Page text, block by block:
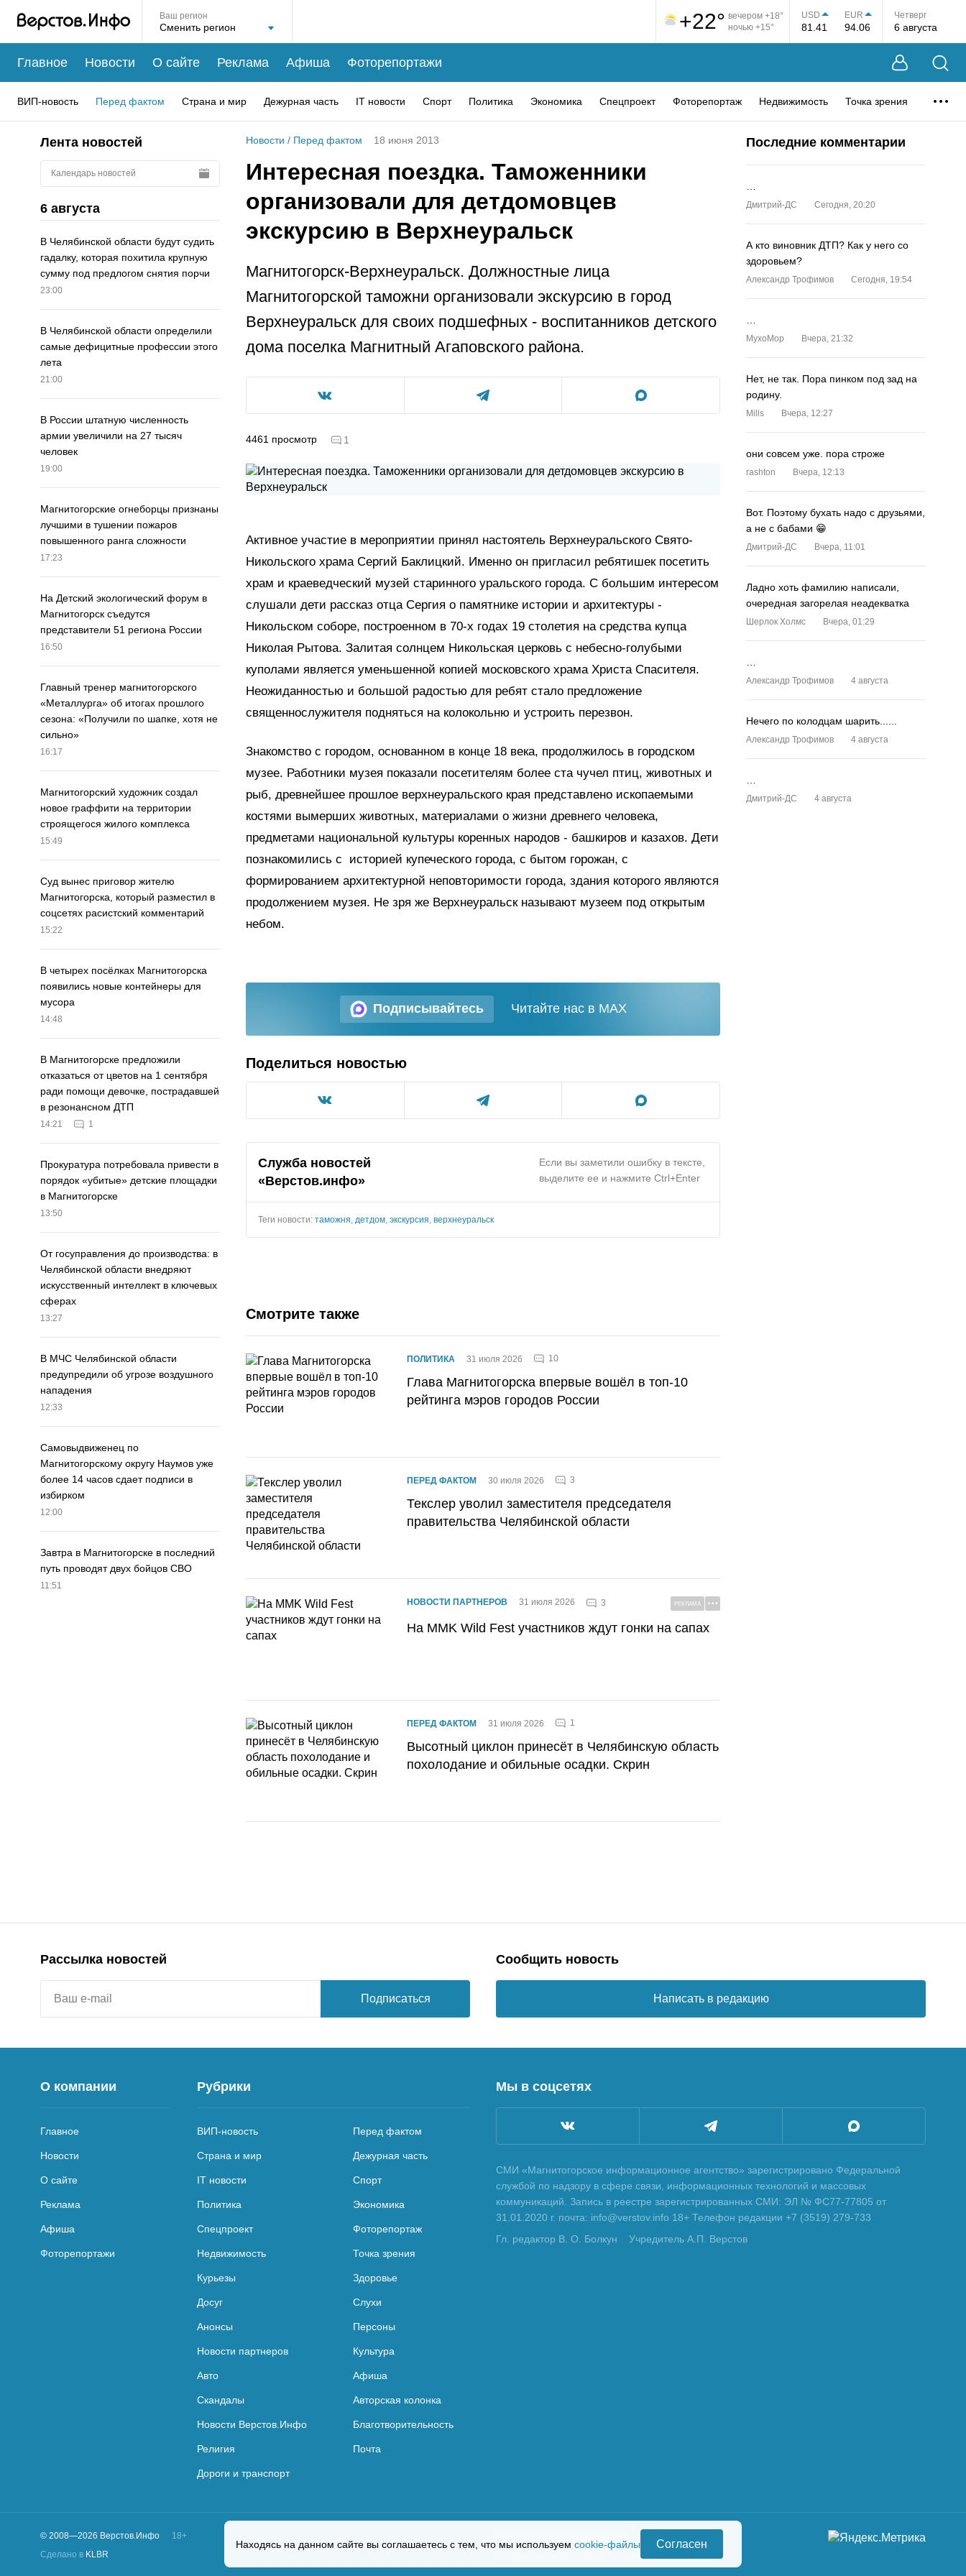
Ваш регион +22° вечером +18°
ночью +15°
USD
81.41
EUR
94.06
Четверг
6 августа
Главное Новости О сайте Реклама Афиша Фоторепортажи
ВИП-новость Перед фактом Страна и мир Дежурная часть IT новости Спорт Политика Экономика Спецпроект Фоторепортаж Недвижимость Точка зрения
Лента новостей
Календарь новостей
6 августа
В Челябинской области будут судить
гадалку, которая похитила крупную
сумму под предлогом снятия порчи
23:00
В Челябинской области определили
самые дефицитные профессии этого
лета
21:00
В России штатную численность
армии увеличили на 27 тысяч
человек
19:00
Магнитогорские огнеборцы признаны
лучшими в тушении пожаров
повышенного ранга сложности
17:23
На Детский экологический форум в
Магнитогорск съедутся
представители 51 региона России
16:50
Главный тренер магнитогорского
«Металлурга» об итогах прошлого
сезона: «Получили по шапке, хотя не
сильно»
16:17
Магнитогорский художник создал
новое граффити на территории
строящегося жилого комплекса
15:49
Суд вынес приговор жителю
Магнитогорска, который разместил в
соцсетях расистский комментарий
15:22
В четырех посёлках Магнитогорска
появились новые контейнеры для
мусора
14:48
В Магнитогорске предложили
отказаться от цветов на 1 сентября
ради помощи девочке, пострадавшей
в резонансном ДТП
14:21 1
Прокуратура потребовала привести в
порядок «убитые» детские площадки
в Магнитогорске
13:50
От госуправления до производства: в
Челябинской области внедряют
искусственный интеллект в ключевых
сферах
13:27
В МЧС Челябинской области
предупредили об угрозе воздушного
нападения
12:33
Самовыдвиженец по
Магнитогорскому округу Наумов уже
более 14 часов сдает подписи в
избирком
12:00
Завтра в Магнитогорске в последний
путь проводят двух бойцов СВО
11:51
Новости / Перед фактом 18 июня 2013
Интересная поездка. Таможенники
организовали для детдомовцев
экскурсию в Верхнеуральск
Магнитогорск-Верхнеуральск. Должностные лица
Магнитогорской таможни организовали экскурсию в город
Верхнеуральск для своих подшефных - воспитанников детского
дома поселка Магнитный Агаповского района.
4461 просмотр 1
Активное участие в мероприятии принял настоятель Верхнеуральского Свято-
Никольского храма Сергий Баклицкий. Именно он пригласил ребятишек посетить
храм и краеведческий музей старинного уральского города. С большим интересом
слушали дети рассказ отца Сергия о памятнике истории и архитектуры -
Никольском соборе, построенном в 70-х годах 19 столетия на средства купца
Николая Рытова. Залитая солнцем Никольская церковь с небесно-голубыми
куполами является уменьшенной копией московского храма Христа Спасителя.
Неожиданностью и большой радостью для ребят стало предложение
священнослужителя подняться на колокольню и устроить перезвон.
Знакомство с городом, основанном в конце 18 века, продолжилось в городском
музее. Работники музея показали посетителям более ста чучел птиц, животных и
рыб, древнейшее прошлое верхнеуральского края представлено ископаемыми
костями вымерших животных, материалами о жизни древнего человека,
предметами национальной культуры коренных народов - башкиров и казахов. Дети
познакомились с историей купеческого города, с бытом горожан, с
формированием архитектурной неповторимости города, здания которого являются
продолжением музея. Не зря же Верхнеуральск называют музеем под открытым
небом.
Подписывайтесь Читайте нас в MAX
Поделиться новостью
Служба новостей
«Верстов.инфо»
Если вы заметили ошибку в тексте,
выделите ее и нажмите Ctrl+Enter
Теги новости: таможня детдом экскурсия верхнеуральск
Смотрите также
ПОЛИТИКА 31 июля 2026 10
Глава Магнитогорска впервые вошёл в топ-10
рейтинга мэров городов России
ПЕРЕД ФАКТОМ 30 июля 2026 3
Текслер уволил заместителя председателя
правительства Челябинской области
НОВОСТИ ПАРТНЕРОВ 31 июля 2026 3 РЕКЛАМА
На MMK Wild Fest участников ждут гонки на сапах
ПЕРЕД ФАКТОМ 31 июля 2026 1
Высотный циклон принесёт в Челябинскую область
похолодание и обильные осадки. Скрин
Последние комментарии
Дмитрий-ДС Сегодня, 20:20
А кто виновник ДТП? Как у него со
здоровьем?
Александр Трофимов Сегодня, 19:54
MyxoMop Вчера, 21:32
Нет, не так. Пора пинком под зад на
родину.
Mills Вчера, 12:27
они совсем уже. пора строже
rashton Вчера, 12:13
Вот. Поэтому бухать надо с друзьями,
а не с бабами 😁
Дмитрий-ДС Вчера, 11:01
Ладно хоть фамилию написали,
очередная загорелая неадекватка
Шерлок Холмс Вчера, 01:29
Александр Трофимов 4 августа
Нечего по колодцам шарить......
Александр Трофимов 4 августа
Дмитрий-ДС 4 августа
Рассылка новостей
Подписаться
Сообщить новость
Написать в редакцию
О компании
Главное
Новости
О сайте
Реклама
Афиша
Фоторепортажи
Рубрики
ВИП-новость Перед фактом
Страна и мир Дежурная часть
IT новости Спорт
Политика Экономика
Спецпроект Фоторепортаж
Недвижимость Точка зрения
Курьезы Здоровье
Досуг Слухи
Анонсы Персоны
Новости партнеров Культура
Авто Афиша
Скандалы Авторская колонка
Новости Верстов.Инфо Благотворительность
Религия Почта
Дороги и транспорт
Мы в соцсетях
СМИ «Магнитогорское информационное агентство» зарегистрировано Федеральной
службой по надзору в сфере связи, информационных технологий и массовых
коммуникаций. Запись в реестре зарегистрированных СМИ: ЭЛ № ФС77-77805 от
31.01.2020 г. почта: info@verstov.info 18+ Телефон редакции +7 (3519) 279-733
Гл. редактор В. О. Болкун
Учредитель А.П. Верстов
© 2008—2026 Верстов.Инфо
18+
Сделано в KLBR
Согласие на сбор и обработку персональных данных
Находясь на данном сайте вы соглашаетесь с тем, что мы используем cookie-файлы Согласен